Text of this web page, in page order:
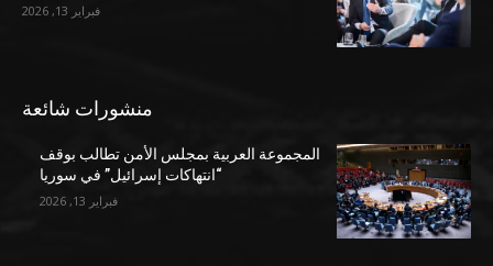
فبراير 13, 2026
منشورات شائعة
المجموعة العربية بمجلس الأمن تطالب بوقف
“انتهاكات إسرائيل” في سوريا
فبراير 13, 2026